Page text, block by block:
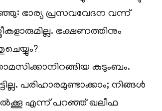
ഭാര്യ പ്രസവവേദന വന്ന്
ഭക്ഷണത്തിനും
കുടുംബം.
പരിഹാരമുണ്ടാക്കാം; നിങ്ങൾ
എന്ന് പറഞ്ഞ് ഖലീഫ